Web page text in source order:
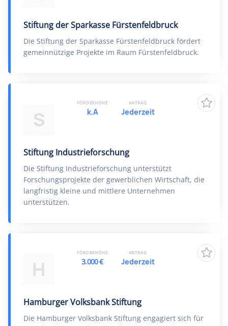
Stiftung der Sparkasse Fürstenfeldbruck
Die Stiftung der Sparkasse Fürstenfeldbruck fördert
gemeinnützige Projekte im Raum Fürstenfeldbruck.
S
Stiftung Industrieforschung
Die Stiftung Industrieforschung unterstützt
Forschungsprojekte der gewerblichen Wirtschaft, die
langfristig kleine und mittlere Unternehmen
unterstützen.
FÖRDERHÖHE
k.A
ANTRAG
Jederzeit
H
Hamburger Volksbank Stiftung
Die Hamburger Volksbank Stiftung engagiert sich für
FÖRDERHÖHE
3.000 €
ANTRAG
Jederzeit